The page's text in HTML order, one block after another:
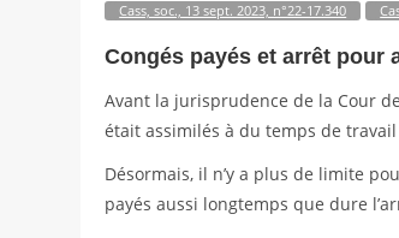
Cass, soc., 13 sept. 2023, n°22-17.340
Congés payés et arrêt pour
Avant la jurisprudence de la Cour
était assimilés à du temps de
Désormais, il n’y a plus de limite
payés aussi longtemps que dure